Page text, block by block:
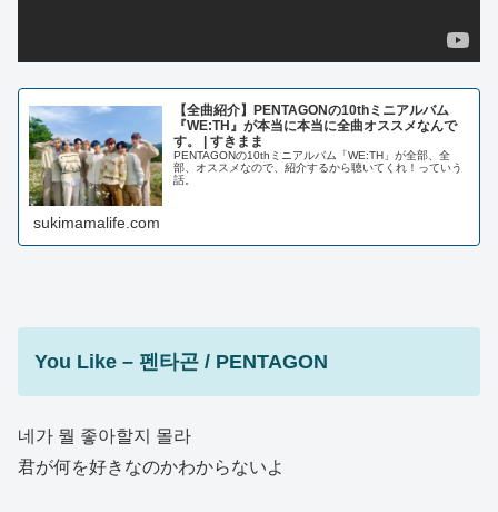
【全曲紹介】PENTAGONの10thミニアルバム
『WE:TH』が本当に本当に全曲オススメなんで
す。 | すきまま
PENTAGONの10thミニアルバム「WE:TH」が全部、全
部、オススメなので、紹介するから聴いてくれ！っていう
話。
sukimamalife.com
You Like – 펜타곤 / PENTAGON
네가 뭘 좋아할지 몰라
君が何を好きなのかわからないよ